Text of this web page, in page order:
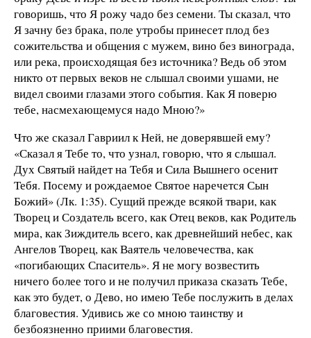
говоришь, что Я рожу чадо без семени. Ты сказал, что
Я зачну без брака, поле утробы принесет плод без
сожительства и общения с мужем, вино без винограда,
или река, происходящая без источника? Ведь об этом
никто от первых веков не слышал своими ушами, не
видел своими глазами этого события. Как Я поверю
тебе, насмехающемуся надо Мною?»
Что же сказал Гавриил к Ней, не доверявшей ему?
«Сказал я Тебе то, что узнал, говорю, что я слышал.
Дух Святый найдет на Тебя и Сила Вышнего осенит
Тебя. Посему и рождаемое Святое наречется Сын
Божий» (Лк. 1:35). Сущий прежде всякой твари, как
Творец и Создатель всего, как Отец веков, как Родитель
мира, как Зиждитель всего, как древнейший небес, как
Ангелов Творец, как Ваятель человечества, как
«погибающих Спаситель». Я не могу возвестить
ничего более того и не получил приказа сказать Тебе,
как это будет, о Дево, но имею Тебе послужить в делах
благовестия. Удивись же со мною таинству и
безбоязненно приими благовестия.